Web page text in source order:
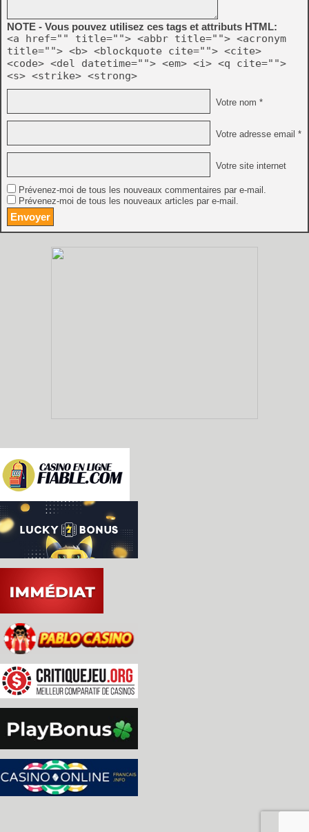
NOTE - Vous pouvez utilisez ces tags et attributs HTML:
<a href="" title=""> <abbr title=""> <acronym
title=""> <b> <blockquote cite=""> <cite>
<code> <del datetime=""> <em> <i> <q cite="">
<s> <strike> <strong>
Votre nom *
Votre adresse email *
Votre site internet
Prévenez-moi de tous les nouveaux commentaires par e-mail.
Prévenez-moi de tous les nouveaux articles par e-mail.